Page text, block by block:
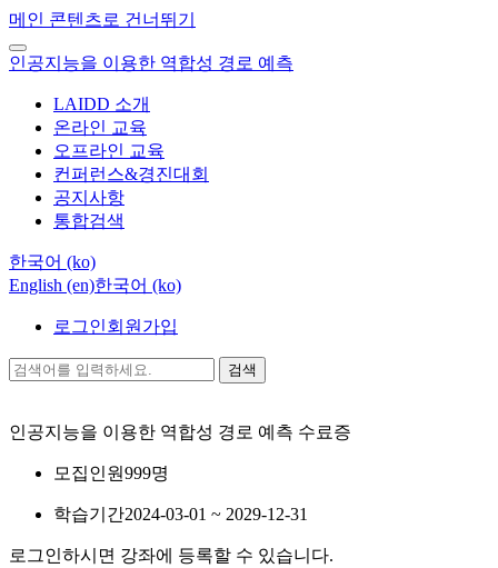
메인 콘텐츠로 건너뛰기
인공지능을 이용한 역합성 경로 예측
LAIDD 소개
온라인 교육
오프라인 교육
컨퍼런스&경진대회
공지사항
통합검색
한국어 ‎(ko)‎
English ‎(en)‎한국어 ‎(ko)‎
로그인회원가입
검색
인공지능을 이용한 역합성 경로 예측 수료증
모집인원999명
학습기간2024-03-01 ~ 2029-12-31
로그인하시면 강좌에 등록할 수 있습니다.